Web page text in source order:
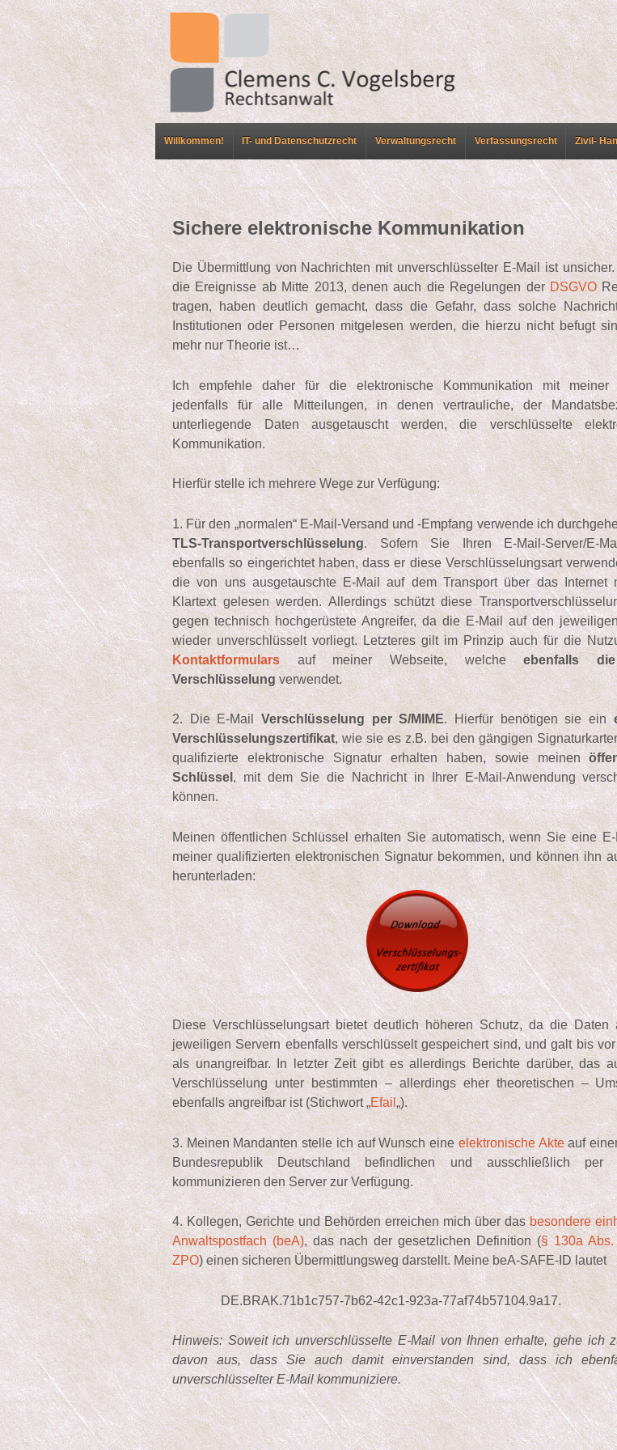
Willkommen! IT- und Datenschutzrecht Verwaltungsrecht Verfassungsrecht Zivil-
Sichere elektronische Kommunikation
Die Übermittlung von Nachrichten mit unverschlüsselter E-Mail ist
die Ereignisse ab Mitte 2013, denen auch die Regelungen der DSGVO
tragen, haben deutlich gemacht, dass die Gefahr, dass solche
Institutionen oder Personen mitgelesen werden, die hierzu nicht befugt
mehr nur Theorie ist…
Ich empfehle daher für die elektronische Kommunikation mit meiner
jedenfalls für alle Mitteilungen, in denen vertrauliche, der
unterliegende Daten ausgetauscht werden, die verschlüsselte
Kommunikation.
Hierfür stelle ich mehrere Wege zur Verfügung:
1. Für den „normalen“ E-Mail-Versand und -Empfang verwende ich
TLS-Transportverschlüsselung. Sofern Sie Ihren E-Mail-Server/E-
ebenfalls so eingerichtet haben, dass er diese Verschlüsselungsart
die von uns ausgetauschte E-Mail auf dem Transport über das Internet
Klartext gelesen werden. Allerdings schützt diese
gegen technisch hochgerüstete Angreifer, da die E-Mail auf den
wieder unverschlüsselt vorliegt. Letzteres gilt im Prinzip auch für die
Kontaktformulars auf meiner Webseite, welcheebenfalls
Verschlüsselungverwendet.
2. Die E-Mail Verschlüsselung per S/MIME. Hierfür benötigen sie ein
Verschlüsselungszertifikat, wie sie es z.B. bei den gängigen
qualifizierte elektronische Signatur erhalten haben, sowie meinen
Schlüssel , mit dem Sie die Nachricht in Ihrer E-Mail-Anwendung
können.
Meinen öffentlichen Schlüssel erhalten Sie automatisch, wenn Sie eine
meiner qualifizierten elektronischen Signatur bekommen, und können ihn
herunterladen:
Diese Verschlüsselungsart bietet deutlich höheren Schutz, da die Daten
jeweiligen Servern ebenfalls verschlüsselt gespeichert sind, und galt bis
als unangreifbar. In letzter Zeit gibt es allerdings Berichte darüber, das
Verschlüsselung unter bestimmten – allerdings eher theoretischen –
ebenfalls angreifbar ist (Stichwort „Efail „).
3. Meinen Mandanten stelle ich auf Wunsch eine elektronische Akteauf
Bundesrepublik Deutschland befindlichen und ausschließlich per
kommunizieren den Server zur Verfügung.
4. Kollegen, Gerichte und Behörden erreichen mich über dasbesondere
Anwaltspostfach (beA), das nach der gesetzlichen Definition (§ 130a
ZPO) einen sicheren Übermittlungsweg darstellt. Meine beA-SAFE-ID lautet
DE.BRAK.71b1c757-7b62-42c1-923a-77af74b57104.9a17.
Hinweis: Soweit ich unverschlüsselte E-Mail von Ihnen erhalte, gehe ich
davon aus, dass Sie auch damit einverstanden sind, dass ich
unverschlüsselter E-Mail kommuniziere.